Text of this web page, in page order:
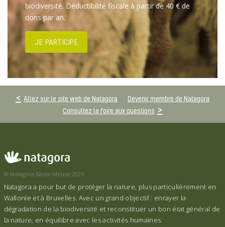
biodiversité. Déductibilité fiscale à partir de 40 € de
dons par an.
JE PARTICIPE
Allez sur le site web de Natagora
Devenir membre de Natagora
Consultez la foire aux questions
© Natagora Basse Meuse 2026
Natagora a pour but de protéger la nature, plus particulièrement en
Wallonie et à Bruxelles. Avec un grand objectif : enrayer la
dégradation de la biodiversité et reconstituer un bon état général de
la nature, en équilibre avec les activités humaines.